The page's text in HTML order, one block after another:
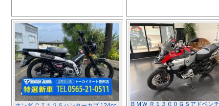
ＢＭＷ Ｒ１３００ＧＳアドベン